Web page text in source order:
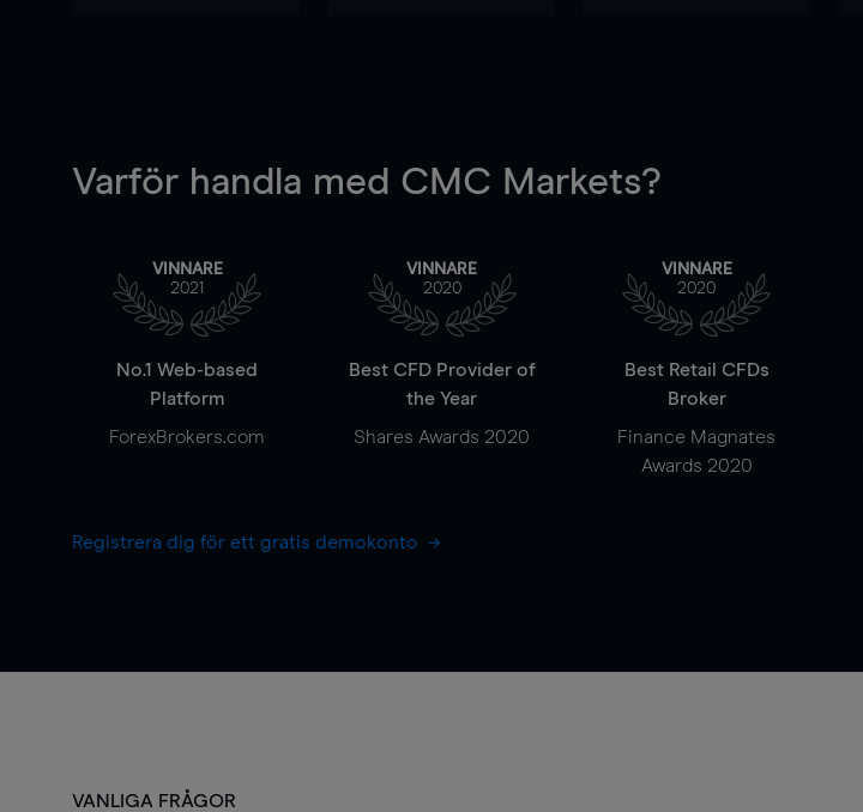
Varför handla med CMC Markets?
VINNARE
2021
No.1 Web-based
Platform
ForexBrokers.com
VINNARE
2020
Best CFD Provider of
the Year
Shares Awards 2020
VINNARE
2020
Best Retail CFDs
Broker
Finance Magnates
Awards 2020
Registrera dig för ett gratis demokonto
VANLIGA FRÅGOR